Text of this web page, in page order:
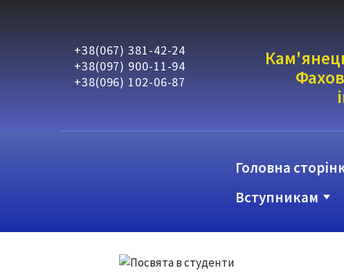
+38(067) 381-42-24
+38(097) 900-11-94
+38(096) 102-06-87
Головна
Вступникам